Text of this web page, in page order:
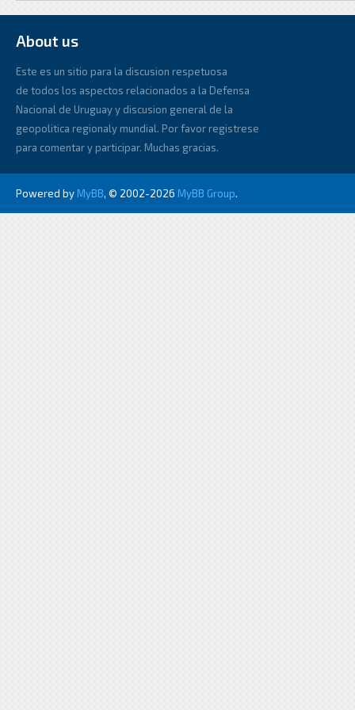
About us
Este es un sitio para la discusion respetuosa
de todos los aspectos relacionados a la Defensa
Nacional de Uruguay y discusion general de la
geopolitica regionaly mundial. Por favor registrese
para comentar y participar. Muchas gracias.
Powered by MyBB, © 2002-2026 MyBB Group.